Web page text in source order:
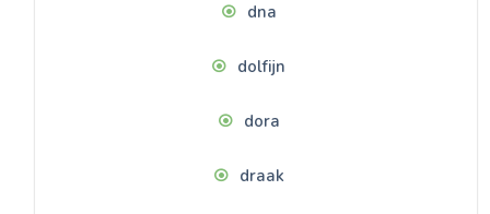
dna
dolfijn
dora
draak